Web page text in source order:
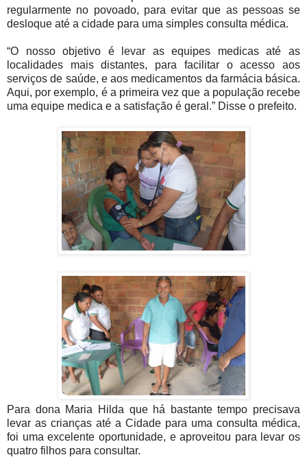
regularmente no povoado, para evitar que as pessoas se
desloque até a cidade para uma simples consulta médica.
“O nosso objetivo é levar as equipes medicas até as
localidades mais distantes, para facilitar o acesso aos
serviços de saúde, e aos medicamentos da farmácia básica.
Aqui, por exemplo, é a primeira vez que a população recebe
uma equipe medica e a satisfação é geral.” Disse o prefeito.
Para dona Maria Hilda que há bastante tempo precisava
levar as crianças até a Cidade para uma consulta médica,
foi uma excelente oportunidade, e aproveitou para levar os
quatro filhos para consultar.